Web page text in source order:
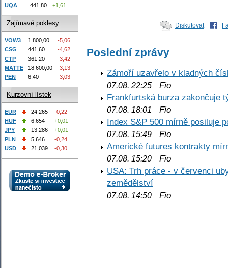
Diskutovat
Poslední zprávy
Zámoří uzavřelo v kladných
07.08. 22:25 Fio
Frankfurtská burza zakončuje
07.08. 18:01
Fio
Index S&P 500 mírně posiluje
07.08. 15:49 Fio
Americké futures kontrakty
07.08. 15:20 Fio
USA: Trh práce - v červenci
zemědělství
07.08. 14:50 Fio
UQA
441,80 +1,61
Zajímavé poklesy
VOW3 1 800,00
-5,06
CSG
441,60
-4,62
CTP
361,20
-3,42
MATTE
18 600,00
-3,13
PEN
6,40 -3,03
Kurzovní lístek
EUR 24,265
-0,22
HUF
6,654
+0,01
JPY
13,286
+0,01
PLN
5,646
-0,24
USD
21,039 -0,30